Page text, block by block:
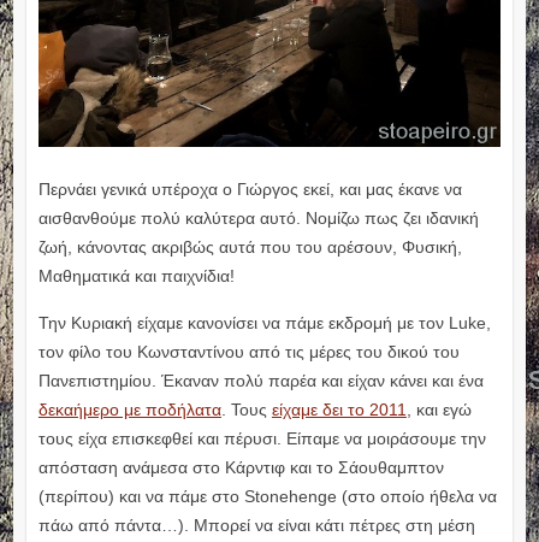
Περνάει γενικά υπέροχα ο Γιώργος εκεί, και μας έκανε να
αισθανθούμε πολύ καλύτερα αυτό. Νομίζω πως ζει ιδανική
ζωή, κάνοντας ακριβώς αυτά που του αρέσουν, Φυσική,
Μαθηματικά και παιχνίδια!
Την Κυριακή είχαμε κανονίσει να πάμε εκδρομή με τον Luke,
τον φίλο του Κωνσταντίνου από τις μέρες του δικού του
Πανεπιστημίου. Έκαναν πολύ παρέα και είχαν κάνει και ένα
δεκαήμερο με ποδήλατα. Τους είχαμε δει το 2011
, και εγώ
τους είχα επισκεφθεί και πέρυσι. Είπαμε να μοιράσουμε την
απόσταση ανάμεσα στο Κάρντιφ και το Σάουθαμπτον
(περίπου) και να πάμε στο Stonehenge (στο οποίο ήθελα να
πάω από πάντα…). Μπορεί να είναι κάτι πέτρες στη μέση